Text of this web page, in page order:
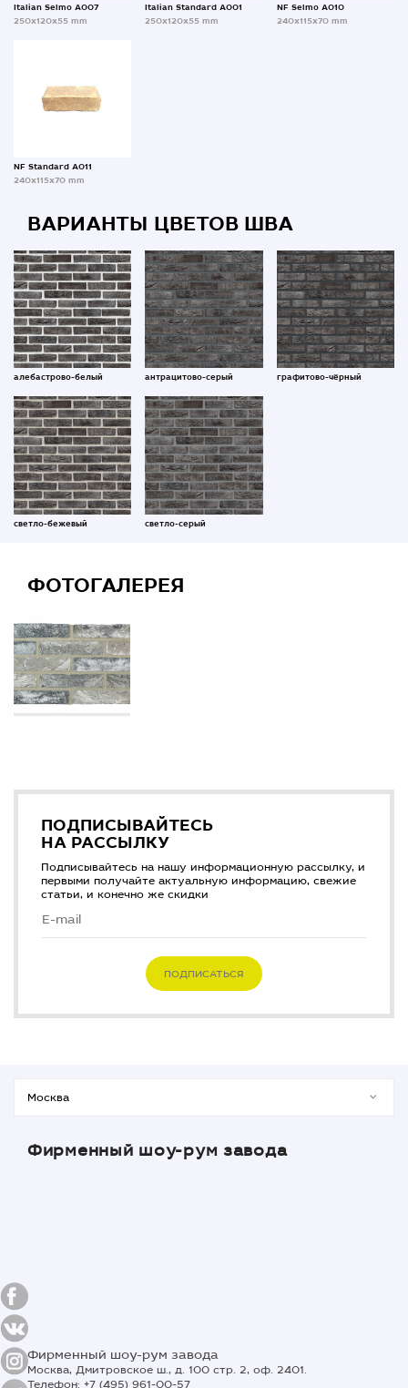
Italian Selmo A007
250x120x55 mm
Italian Standard A001
250x120x55 mm
NF Selmo A010
240x115x70 mm
NF Standard A011
240x115x70 mm
ВАРИАНТЫ ЦВЕТОВ ШВА
алебастрово-белый антрацитово-серый графитово-чёрный
светло-бежевый светло-серый
ФОТОГАЛЕРЕЯ
ПОДПИСЫВАЙТЕСЬ
НА РАССЫЛКУ
Подписывайтесь на нашу информационную рассылку, и
первыми получайте актуальную информацию, свежие
статьи, и конечно же скидки
ПОДПИСАТЬСЯ
Фирменный шоу-рум завода
Фирменный шоу-рум завода
Москва, Дмитровское ш., д. 100 стр. 2, оф. 2401.
Телефон: +7 (495) 961-00-57